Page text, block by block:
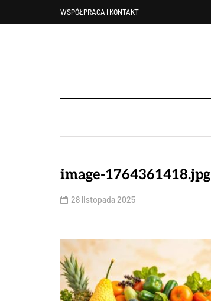
WSPÓŁPRACA I KONTAKT
image-1764361418.jpg
28 listopada 2025